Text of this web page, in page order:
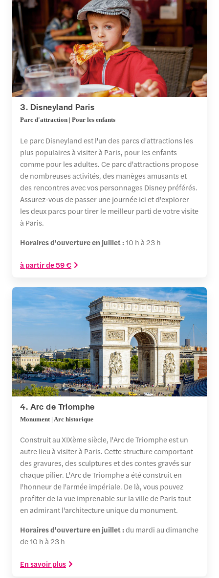
3. Disneyland Paris
Parc d'attraction | Pour les enfants
Le parc Disneyland est l'un des parcs d'attractions les
plus populaires à visiter à Paris, pour les enfants
comme pour les adultes. Ce parc d'attractions propose
de nombreuses activités, des manèges amusants et
des rencontres avec vos personnages Disney préférés.
Assurez-vous de passer une journée ici et d'explorer
les deux parcs pour tirer le meilleur parti de votre visite
à Paris.
Horaires d'ouverture en juillet :10 h à 23 h
à partir de 59 €
4. Arc de Triomphe
Monument | Arc historique
Construit au XIXème siècle, l'Arc de Triomphe est un
autre lieu à visiter à Paris. Cette structure comportant
des gravures, des sculptures et des contes gravés sur
chaque pilier. L'Arc de Triomphe a été construit en
l'honneur de l'armée impériale. De là, vous pouvez
profiter de la vue imprenable sur la ville de Paris tout
en admirant l'architecture unique du monument.
Horaires d'ouverture en juillet :du mardi au dimanche
de 10 h à 23 h
En savoir plus